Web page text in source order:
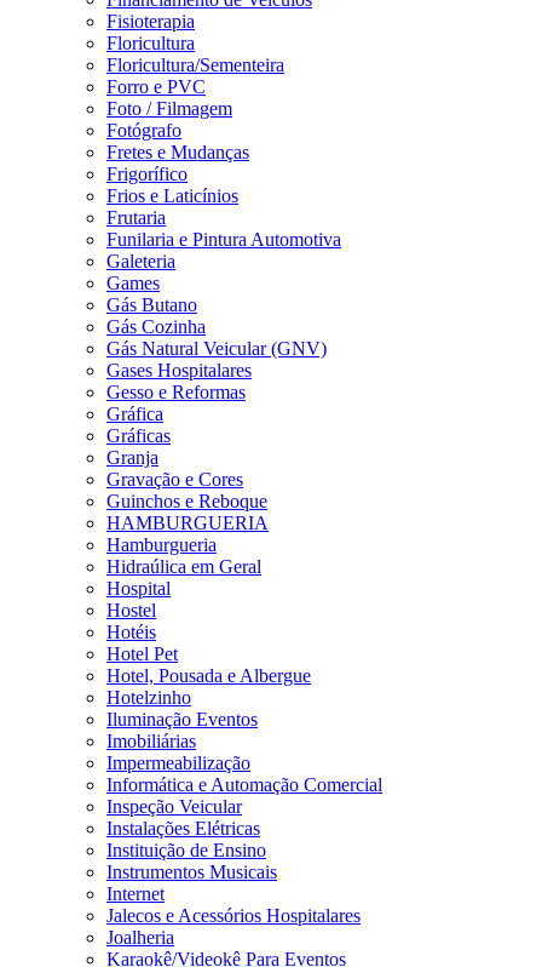
Fisioterapia
Floricultura
Floricultura/Sementeira
Forro e PVC
Foto / Filmagem
Fotógrafo
Fretes e Mudanças
Frigorífico
Frios e Laticínios
Frutaria
Funilaria e Pintura Automotiva
Galeteria
Games
Gás Butano
Gás Cozinha
Gás Natural Veicular (GNV)
Gases Hospitalares
Gesso e Reformas
Gráfica
Gráficas
Granja
Gravação e Cores
Guinchos e Reboque
HAMBURGUERIA
Hamburgueria
Hidraúlica em Geral
Hospital
Hostel
Hotéis
Hotel Pet
Hotel, Pousada e Albergue
Hotelzinho
Iluminação Eventos
Imobiliárias
Impermeabilização
Informática e Automação Comercial
Inspeção Veicular
Instalações Elétricas
Instituição de Ensino
Instrumentos Musicais
Internet
Jalecos e Acessórios Hospitalares
Joalheria
Karaokê/Videokê Para Eventos